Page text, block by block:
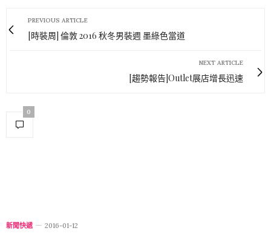
PREVIOUS ARTICLE
[時裝周] 倫敦 2016 秋冬男裝週 墨綠色當道
NEXT ARTICLE
[趨勢報告]Outlet展店增長迅速
0
新聞快遞 2016-01-12